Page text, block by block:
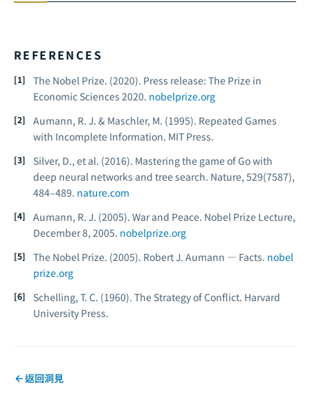
REFERENCES
The Nobel Prize. (2020). Press release: The Prize in
Economic Sciences 2020. nobelprize.org
Aumann, R. J. & Maschler, M. (1995). Repeated Games
with Incomplete Information. MIT Press.
Silver, D., et al. (2016). Mastering the game of Go with
deep neural networks and tree search. Nature, 529(7587),
484–489. nature.com
Aumann, R. J. (2005). War and Peace. Nobel Prize Lecture,
December 8, 2005. nobelprize.org
The Nobel Prize. (2005). Robert J. Aumann — Facts. nobel
prize.org
Schelling, T. C. (1960). The Strategy of Conflict. Harvard
University Press.
返回洞見